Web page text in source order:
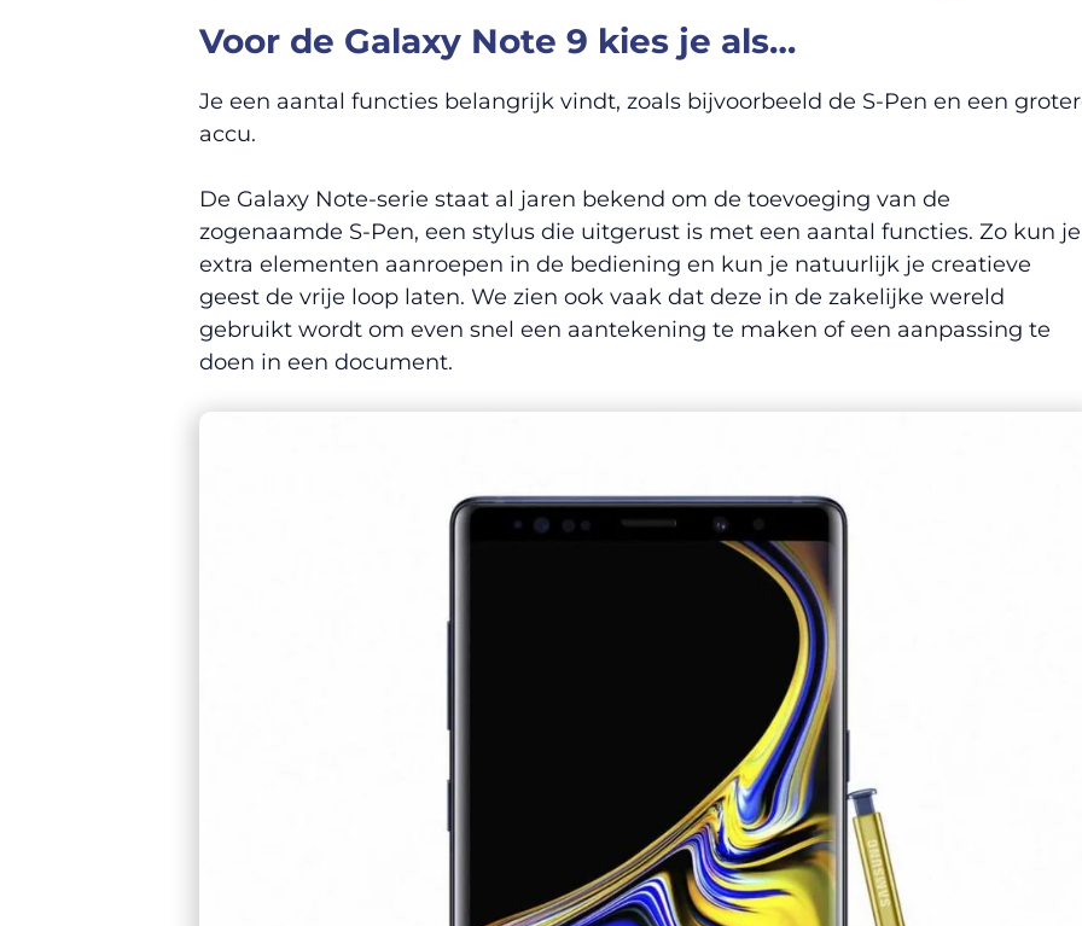
Voor de Galaxy Note 9 kies je als…
Je een aantal functies belangrijk vindt, zoals bijvoorbeeld de S-Pen en een
accu.
De Galaxy Note-serie staat al jaren bekend om de toevoeging van de
zogenaamde S-Pen, een stylus die uitgerust is met een aantal functies. Zo kun je
extra elementen aanroepen in de bediening en kun je natuurlijk je creatieve
geest de vrije loop laten. We zien ook vaak dat deze in de zakelijke wereld
gebruikt wordt om even snel een aantekening te maken of een aanpassing te
doen in een document.